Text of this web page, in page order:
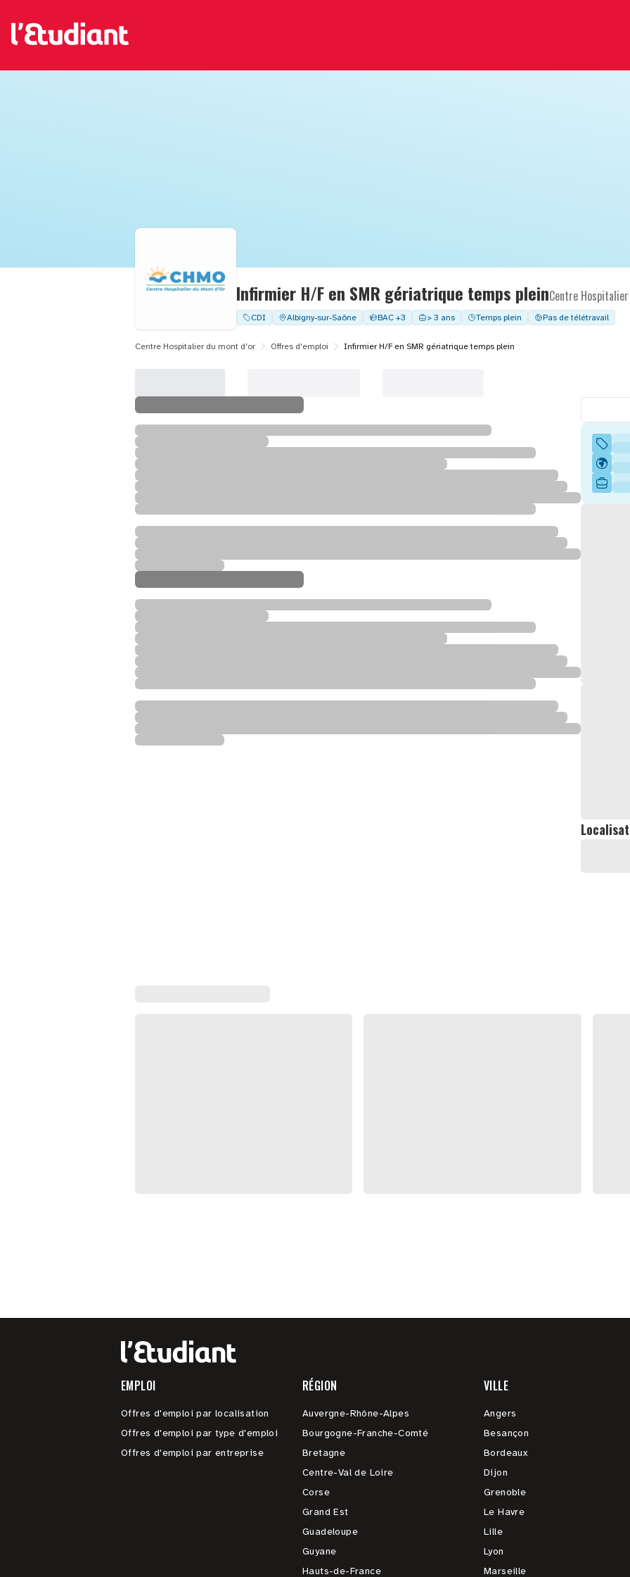
Infirmier H/F en SMR gériatrique temps pleinCentre
CDI Albigny-sur-Saône BAC +3 > 3 ans Temps plein Pas de télétravail
Centre Hospitalier du mont d’or Offres d'emploi Infirmier H/F en SMR gériatrique temps plein
EMPLOI
Offres d'emploi par localisation
Offres d'emploi par type d'emploi
Offres d'emploi par entreprise
RÉGION
Auvergne-Rhône-Alpes
Bourgogne-Franche-Comté
Bretagne
Centre-Val de Loire
Corse
Grand Est
Guadeloupe
Guyane
Hauts-de-France
VILLE
Angers
Besançon
Bordeaux
Dijon
Grenoble
Le Havre
Lille
Lyon
Marseille